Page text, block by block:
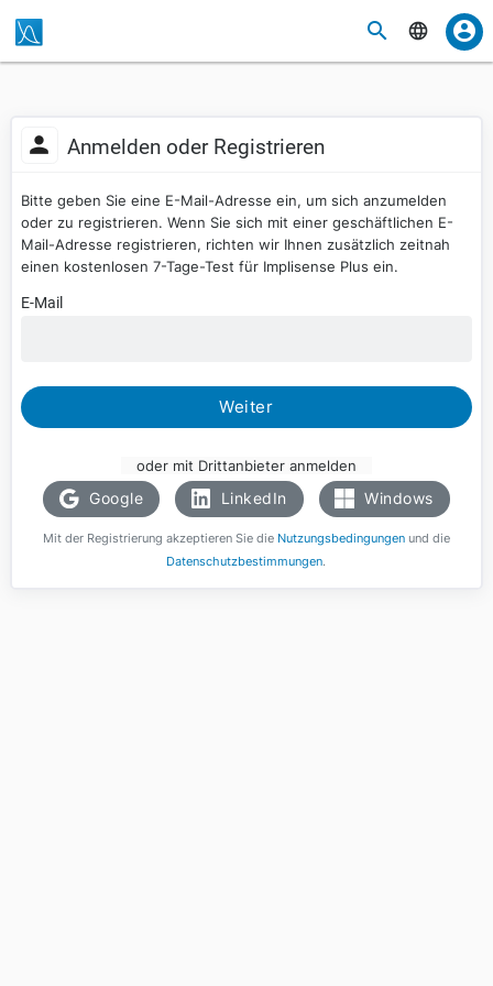
Anmelden oder Registrieren
Bitte geben Sie eine E-Mail-Adresse ein, um sich anzumelden
oder zu registrieren. Wenn Sie sich mit einer geschäftlichen E-
Mail-Adresse registrieren, richten wir Ihnen zusätzlich zeitnah
einen kostenlosen 7-Tage-Test für Implisense Plus ein.
E-Mail
Weiter
oder mit Drittanbieter anmelden
Google LinkedIn Windows
Mit der Registrierung akzeptieren Sie die Nutzungsbedingungenund die
Datenschutzbestimmungen.